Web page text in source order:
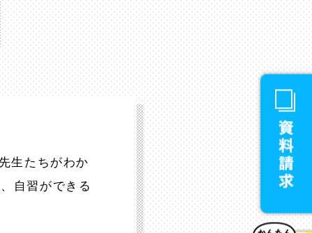
生たちがわか
自習ができる